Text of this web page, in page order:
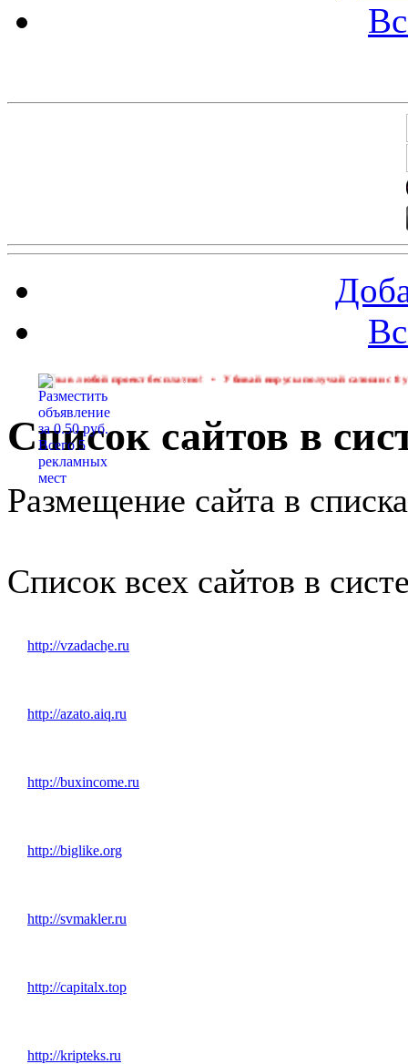
проект бесплатно! • Убивай вирусы получай сатоши с 8 уровня
Список сайтов в
Размещение сайта в
Список всех сайтов в
http://vzadache.ru
http://azato.aiq.ru
http://buxincome.ru
http://biglike.org
http://svmakler.ru
http://capitalx.top
http://kripteks.ru